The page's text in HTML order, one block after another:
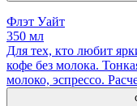
Флэт Уайт
350 мл
Для тех, кто любит
кофе без молока.
молоко, эспрессо.